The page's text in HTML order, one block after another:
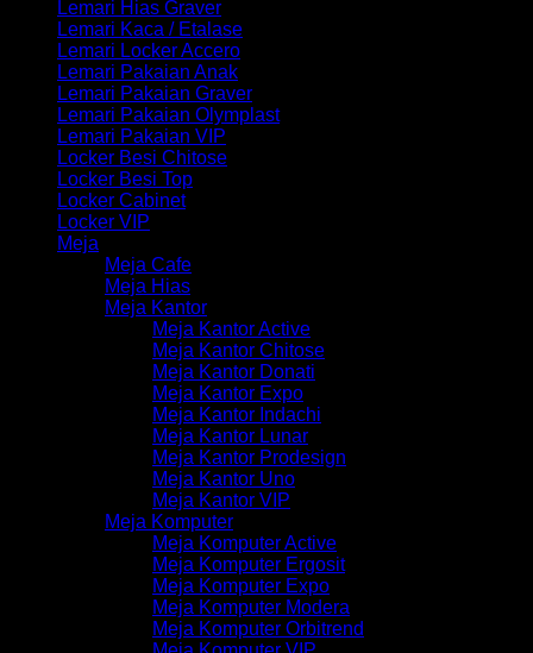
Lemari Hias Graver
Lemari Kaca / Etalase
Lemari Locker Accero
Lemari Pakaian Anak
Lemari Pakaian Graver
Lemari Pakaian Olymplast
Lemari Pakaian VIP
Locker Besi Chitose
Locker Besi Top
Locker Cabinet
Locker VIP
Meja
Meja Cafe
Meja Hias
Meja Kantor
Meja Kantor Active
Meja Kantor Chitose
Meja Kantor Donati
Meja Kantor Expo
Meja Kantor Indachi
Meja Kantor Lunar
Meja Kantor Prodesign
Meja Kantor Uno
Meja Kantor VIP
Meja Komputer
Meja Komputer Active
Meja Komputer Ergosit
Meja Komputer Expo
Meja Komputer Modera
Meja Komputer Orbitrend